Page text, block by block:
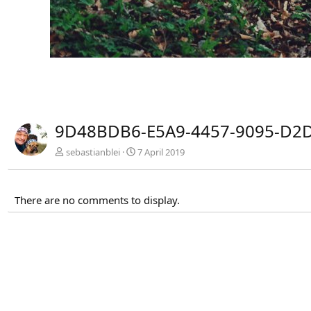
9D48BDB6-E5A9-4457-9095-
sebastianblei 7 April 2019
There are no comments to display.